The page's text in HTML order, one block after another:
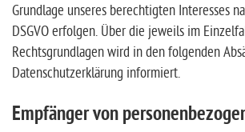
Grundlage unseres berechtigten Interesses
DSGVO erfolgen. Über die jeweils im
Rechtsgrundlagen wird in den folgenden
Datenschutzerklärung informiert.
Empfänger von